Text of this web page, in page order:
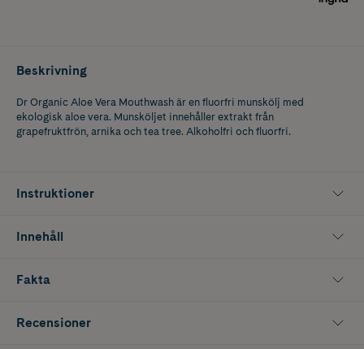
Beskrivning
Dr Organic Aloe Vera Mouthwash är en fluorfri munskölj med
ekologisk aloe vera. Munsköljet innehåller extrakt från
grapefruktfrön, arnika och tea tree. Alkoholfri och fluorfri.
Instruktioner
Innehåll
Fakta
Recensioner